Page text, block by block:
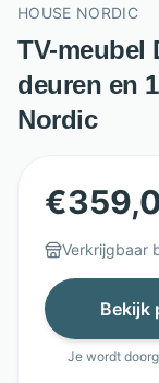
HOUSE NORDIC
TV-meubel
deuren en
Nordic
€
Verkrijgbaar
Bekijk
Je wordt